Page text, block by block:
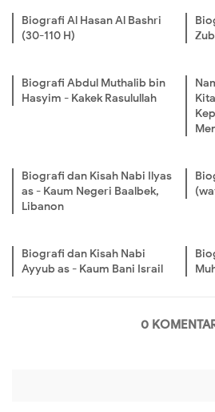
Biografi Al Hasan Al Bashri
(30-110 H)
Biografi Abdul Muthalib bin
Hasyim - Kakek Rasulullah
Biografi dan Kisah Nabi Ilyas
as - Kaum Negeri Baalbek,
Libanon
Biografi dan Kisah Nabi
Ayyub as - Kaum Bani Israil
0